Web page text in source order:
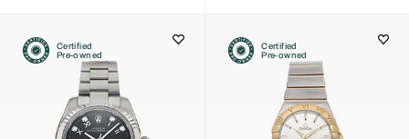
Certified
Pre-owned
Certified
Pre-owned